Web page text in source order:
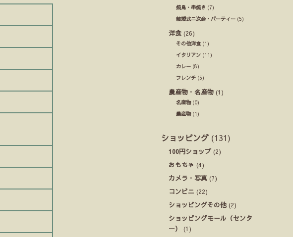
焼鳥・串焼き (7)
結婚式ニ次会・パーティー (5)
洋食 (26)
その他洋食(1)
イタリアン (11)
カレー (8)
フレンチ (5)
農産物・名産物 (1)
名産物(0)
農産物(1)
ショッピング (131)
100円ショップ (2)
おもちゃ (4)
カメラ・写真 (7)
コンビニ (22)
ショッピングその他 (2)
ショッピングモール（センタ
ー）
(1)